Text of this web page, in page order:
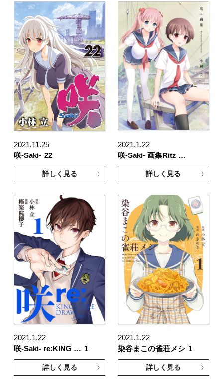
2021.11.25
咲-Saki- 22
詳しく見る
2021.1.22
咲-Saki- 画集Ritz …
詳しく見る
2021.1.22
咲-Saki- re:KING … 1
詳しく見る
2021.1.22
染谷まこの雀荘メシ 1
詳しく見る